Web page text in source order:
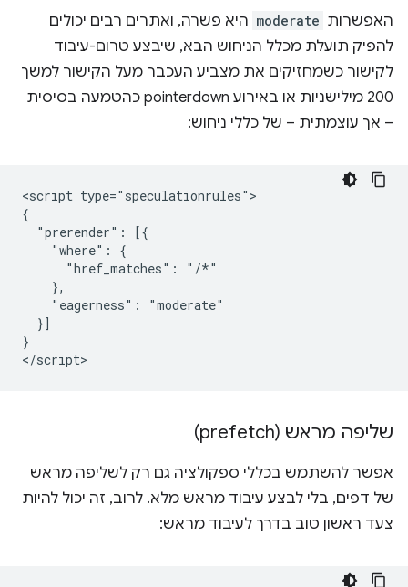
האפשרות moderate היא פשרה, ואתרים רבים יכולים
להפיק תועלת מכלל הניחוש הבא, שיבצע טרום-עיבוד
לקישור כשמחזיקים את מצביע העכבר מעל הקישור למשך
200 מילישניות או באירוע pointerdown כהטמעה בסיסית
– אך עוצמתית – של כללי ניחוש:
<script type="speculationrules">
{
  "prerender": [{
    "where": {
      "href_matches": "/*"
    },
    "eagerness": "moderate"
  }]
}
שליפה מראש (prefetch)
אפשר להשתמש בכללי ספקולציה גם רק לשליפה מראש
של דפים, בלי לבצע עיבוד מראש מלא. לרוב, זה יכול להיות
צעד ראשון טוב בדרך לעיבוד מראש: